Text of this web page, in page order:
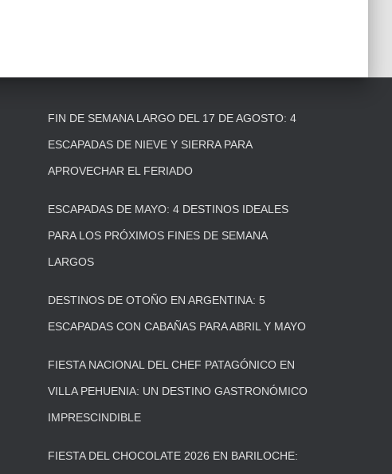
FIN DE SEMANA LARGO DEL 17 DE AGOSTO: 4
ESCAPADAS DE NIEVE Y SIERRA PARA
APROVECHAR EL FERIADO
ESCAPADAS DE MAYO: 4 DESTINOS IDEALES
PARA LOS PRÓXIMOS FINES DE SEMANA
LARGOS
DESTINOS DE OTOÑO EN ARGENTINA: 5
ESCAPADAS CON CABAÑAS PARA ABRIL Y MAYO
FIESTA NACIONAL DEL CHEF PATAGÓNICO EN
VILLA PEHUENIA: UN DESTINO GASTRONÓMICO
IMPRESCINDIBLE
FIESTA DEL CHOCOLATE 2026 EN BARILOCHE: